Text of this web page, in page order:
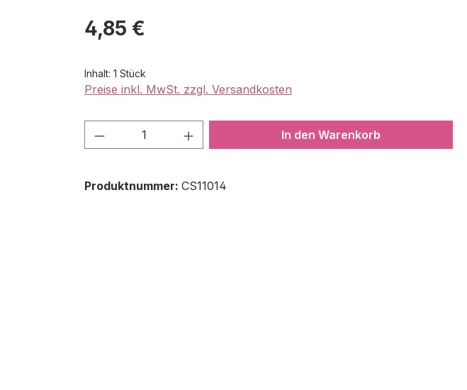
Regulärer Preis:
4,85 €
Inhalt: 1 Stück
Preise inkl. MwSt. zzgl. Versandkosten
Produkt Anzahl: Gib den gewünschten Wert
In den Warenkorb
Produktnummer: CS11014